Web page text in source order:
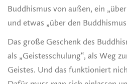
Buddhismus von außen, ein
und etwas „über den
Das große Geschenk des
als „Geistesschulung“, als Weg
Geistes. Und das funktioniert